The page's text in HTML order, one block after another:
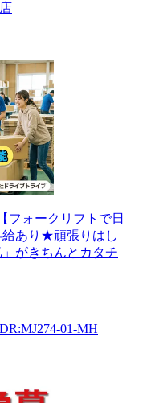
フォークリフトで日
給あり★頑張りはし
がきちんとカタチ
01-MH